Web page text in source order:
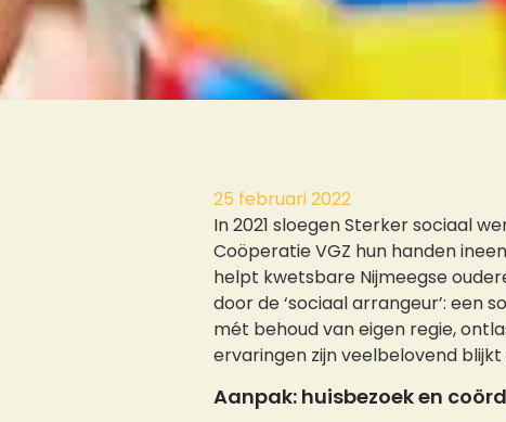
25 februari 2022
In 2021 sloegen Sterker sociaal
Coöperatie VGZ hun handen
helpt kwetsbare Nijmeegse
door de ‘sociaal arrangeur’: een
mét behoud van eigen regie,
ervaringen zijn veelbelovend
Aanpak: huisbezoek en